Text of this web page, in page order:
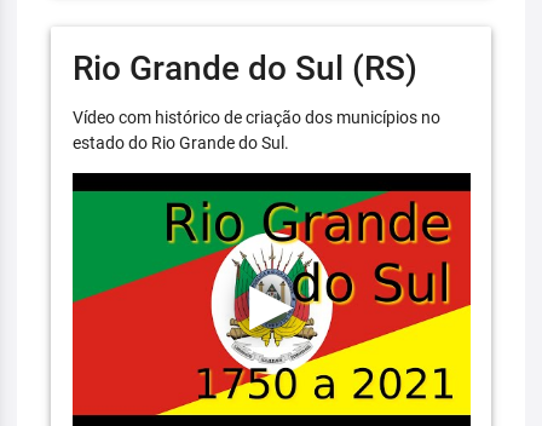
Rio Grande do Sul (RS)
Vídeo com histórico de criação dos municípios no
estado do Rio Grande do Sul.